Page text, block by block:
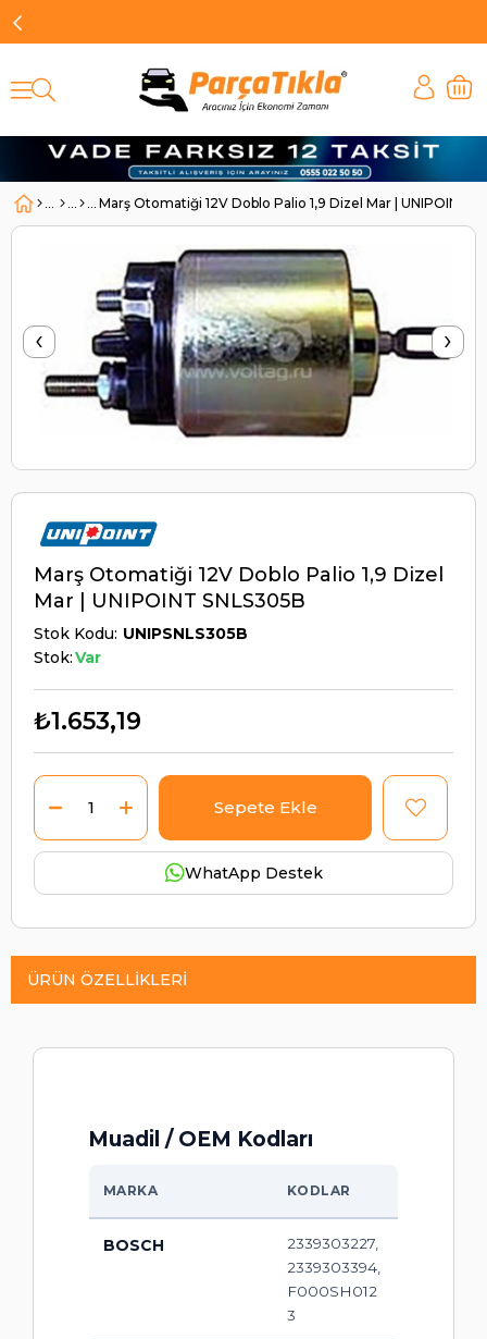
Marş Otomatiği 12V Doblo Palio 1,9 Dizel Mar | UNIPOINT
‹ ›
Marş Otomatiği 12V Doblo Palio 1,9 Dizel
Mar | UNIPOINT SNLS305B
Stok Kodu UNIPSNLS305B
Stok:Var
₺1.653,19
WhatApp Destek
ÜRÜN ÖZELLIKLERI
Muadil / OEM Kodları
MARKA KODLAR
BOSCH
2339303227,
2339303394,
F000SH012
3